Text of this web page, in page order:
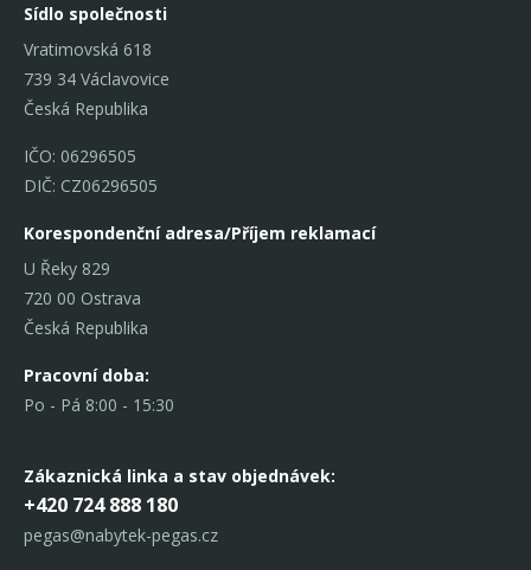
Sídlo společnosti
Vratimovská 618
739 34 Václavovice
Česká Republika
IČO: 06296505
DIČ: CZ06296505
Korespondenční adresa/Příjem reklamací
U Řeky 829
720 00 Ostrava
Česká Republika
Pracovní doba:
Po - Pá 8:00 - 15:30
Zákaznická linka a stav objednávek:
+420 724 888 180
pegas@nabytek-pegas.cz